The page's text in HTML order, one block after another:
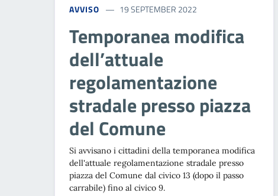
AVVISO 19 SEPTEMBER 2022
Temporanea modifica
dell’attuale
regolamentazione
stradale presso piazza
del Comune
Si avvisano i cittadini della temporanea modifica
dell'attuale regolamentazione stradale presso
piazza del Comune dal civico 13 (dopo il passo
carrabile) fino al civico 9.